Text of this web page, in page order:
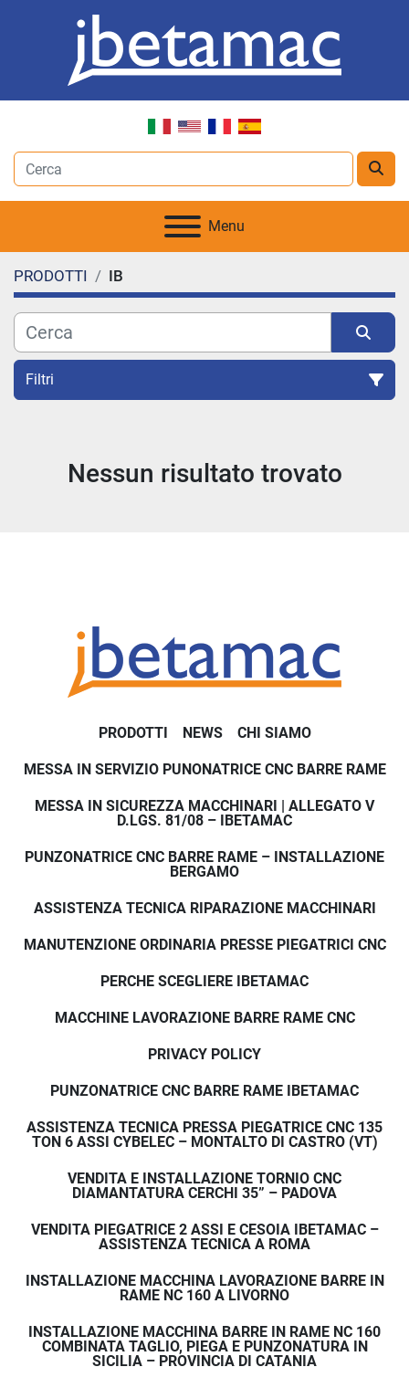
Menu
PRODOTTI IB
Filtri
Ordina per
Nessun risultato trovato
PRODOTTI NEWS CHI SIAMO
MESSA IN SERVIZIO PUNONATRICE CNC BARRE RAME
MESSA IN SICUREZZA MACCHINARI | ALLEGATO V
D.LGS. 81/08 – IBETAMAC
PUNZONATRICE CNC BARRE RAME – INSTALLAZIONE
BERGAMO
ASSISTENZA TECNICA RIPARAZIONE MACCHINARI
MANUTENZIONE ORDINARIA PRESSE PIEGATRICI CNC
PERCHE SCEGLIERE IBETAMAC
MACCHINE LAVORAZIONE BARRE RAME CNC
PRIVACY POLICY
PUNZONATRICE CNC BARRE RAME IBETAMAC
ASSISTENZA TECNICA PRESSA PIEGATRICE CNC 135
TON 6 ASSI CYBELEC – MONTALTO DI CASTRO (VT)
VENDITA E INSTALLAZIONE TORNIO CNC
DIAMANTATURA CERCHI 35” – PADOVA
VENDITA PIEGATRICE 2 ASSI E CESOIA IBETAMAC –
ASSISTENZA TECNICA A ROMA
INSTALLAZIONE MACCHINA LAVORAZIONE BARRE IN
RAME NC 160 A LIVORNO
INSTALLAZIONE MACCHINA BARRE IN RAME NC 160
COMBINATA TAGLIO, PIEGA E PUNZONATURA IN
SICILIA – PROVINCIA DI CATANIA